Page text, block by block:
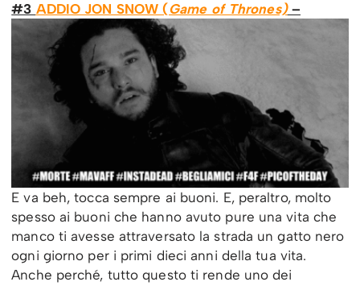
#3 ADDIO JON SNOW (Game of Thrones)–
E va beh, tocca sempre ai buoni. E, peraltro, molto
spesso ai buoni che hanno avuto pure una vita che
manco ti avesse attraversato la strada un gatto nero
ogni giorno per i primi dieci anni della tua vita.
Anche perché, tutto questo ti rende uno dei